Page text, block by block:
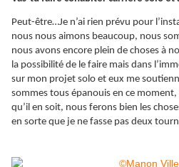
Peut-être…Je n’ai rien prévu pour
nous nous aimons beaucoup, nous
nous avons encore plein de choses à
la possibilité de le faire mais dans
sur mon projet solo et eux me
sommes tous épanouis en ce
qu’il en soit, nous ferons bien les
en sorte que je ne fasse pas deux